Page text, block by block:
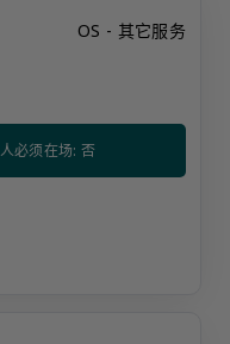
OS - 其它服务
必须在场: 否